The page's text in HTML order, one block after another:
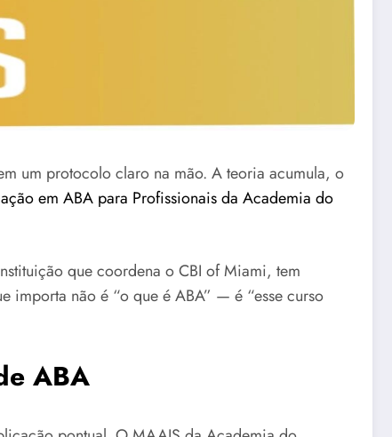
um protocolo claro na mão. A teoria acumula, o
em ABA para Profissionais da Academia do
que coordena o CBI of Miami, tem
importa não é “o que é ABA” — é “esse curso
ABA